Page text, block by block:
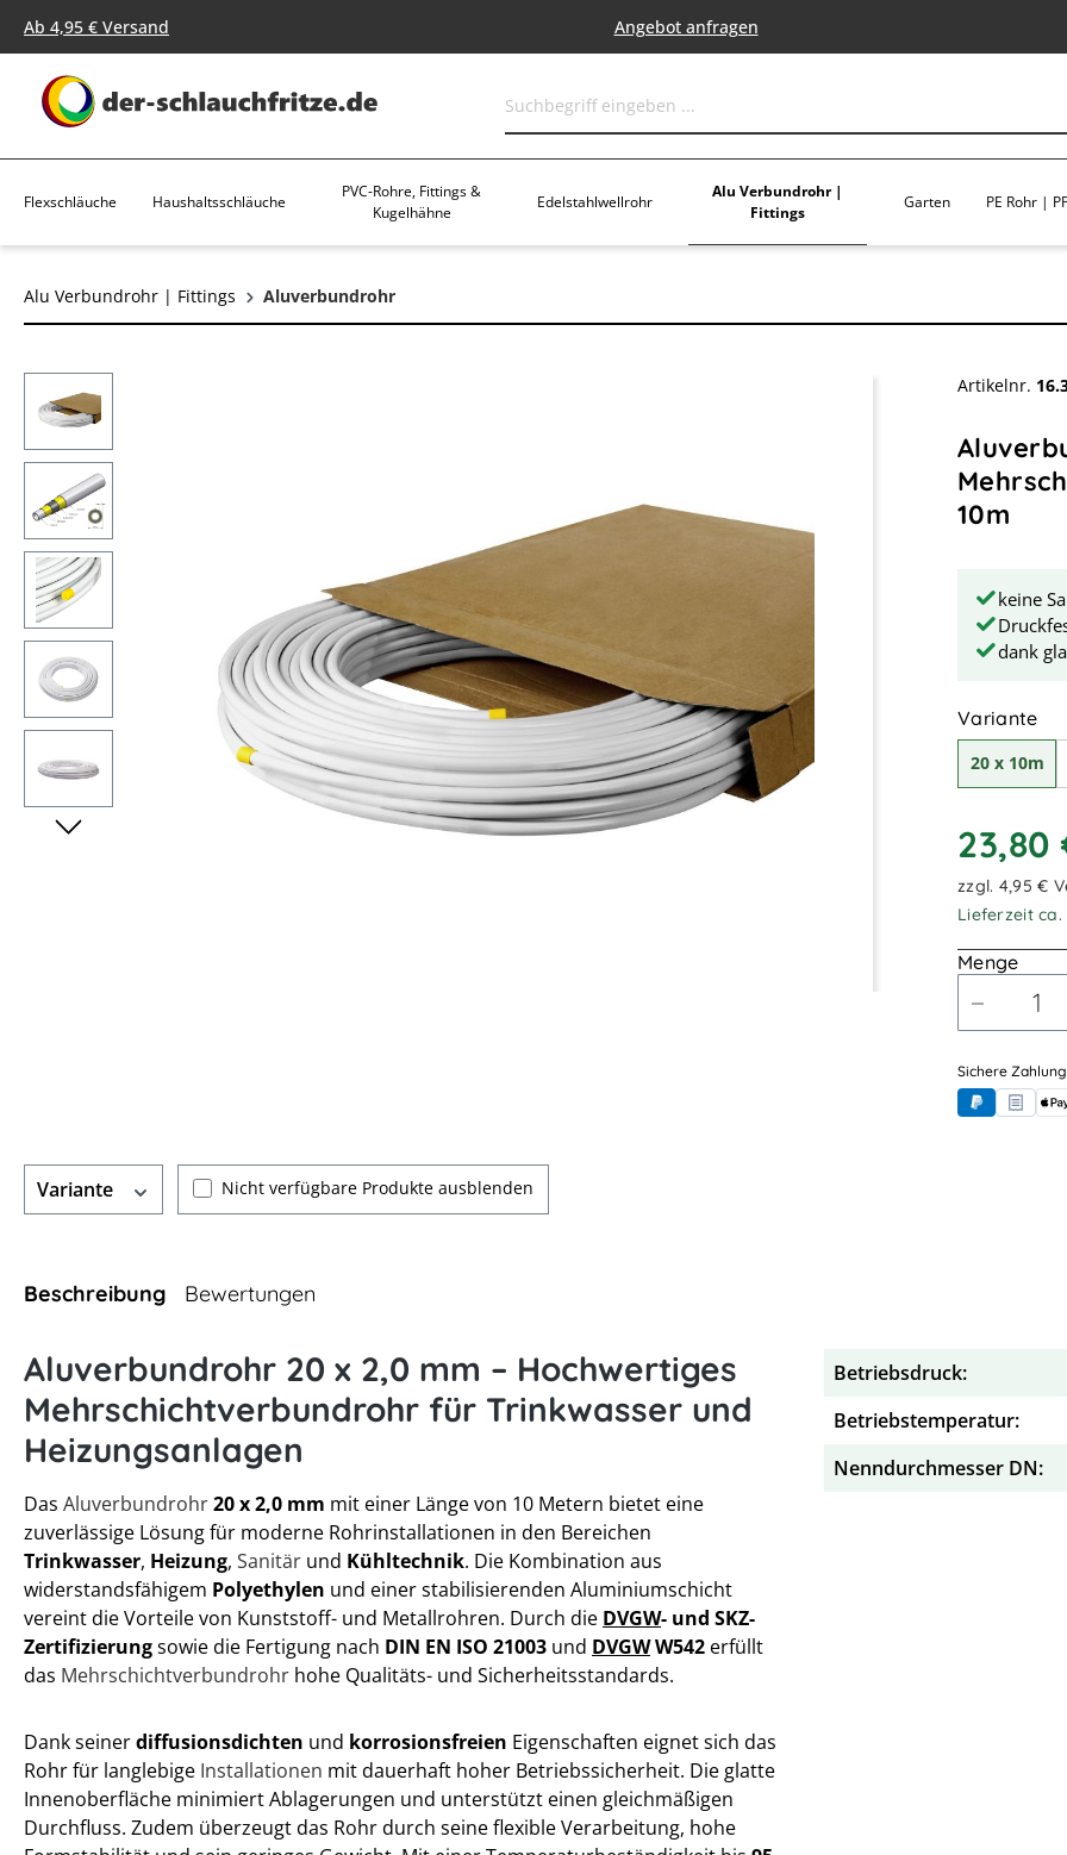
Zur Hauptnavigation springen
Ab 4,95 € Versand Angebot anfragen
Flexschläuche Haushaltsschläuche
PVC-Rohre, Fittings &
Kugelhähne
Edelstahlwellrohr
Alu Verbundrohr |
Fittings
Garten PE Rohr |
Alu Verbundrohr | Fittings Aluverbundrohr
Artikelnr.
10m
keine
dank
Variante
20 x 10m
zzgl. 4,95 €
Lieferzeit ca.
Menge
Sichere
PayPal
Variante Nicht verfügbare Produkte ausblenden
Beschreibung Bewertungen
Aluverbundrohr 20 x 2,0 mm – Hochwertiges
Mehrschichtverbundrohr für Trinkwasser und
Heizungsanlagen
Das Aluverbundrohr20 x 2,0 mm mit einer Länge von 10 Metern bietet eine
zuverlässige Lösung für moderne Rohrinstallationen in den Bereichen
Trinkwasser, Heizung, Sanitär und Kühltechnik. Die Kombination aus
widerstandsfähigem Polyethylen und einer stabilisierenden Aluminiumschicht
vereint die Vorteile von Kunststoff- und Metallrohren. Durch die DVGW- und SKZ-
Zertifizierungsowie die Fertigung nach DIN EN ISO 21003 und DVGWW542 erfüllt
das Mehrschichtverbundrohr hohe Qualitäts- und Sicherheitsstandards.
Dank seinerdiffusionsdichten und korrosionsfreien Eigenschaften eignet sich das
Rohr für langlebige Installationen mit dauerhaft hoher Betriebssicherheit. Die glatte
Innenoberfläche minimiert Ablagerungen und unterstützt einen gleichmäßigen
Durchfluss. Zudem überzeugt das Rohr durch seine flexible Verarbeitung, hohe
Betriebsdruck:
Betriebstemperatur:
Nenndurchmesser DN: